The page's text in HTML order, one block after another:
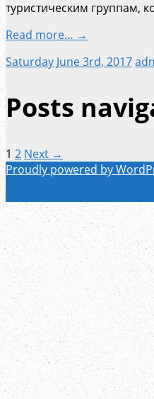
туристическим группам,
Read more… →
Saturday June 3rd, 2017
Posts
1 2 Next →
Proudly powered by